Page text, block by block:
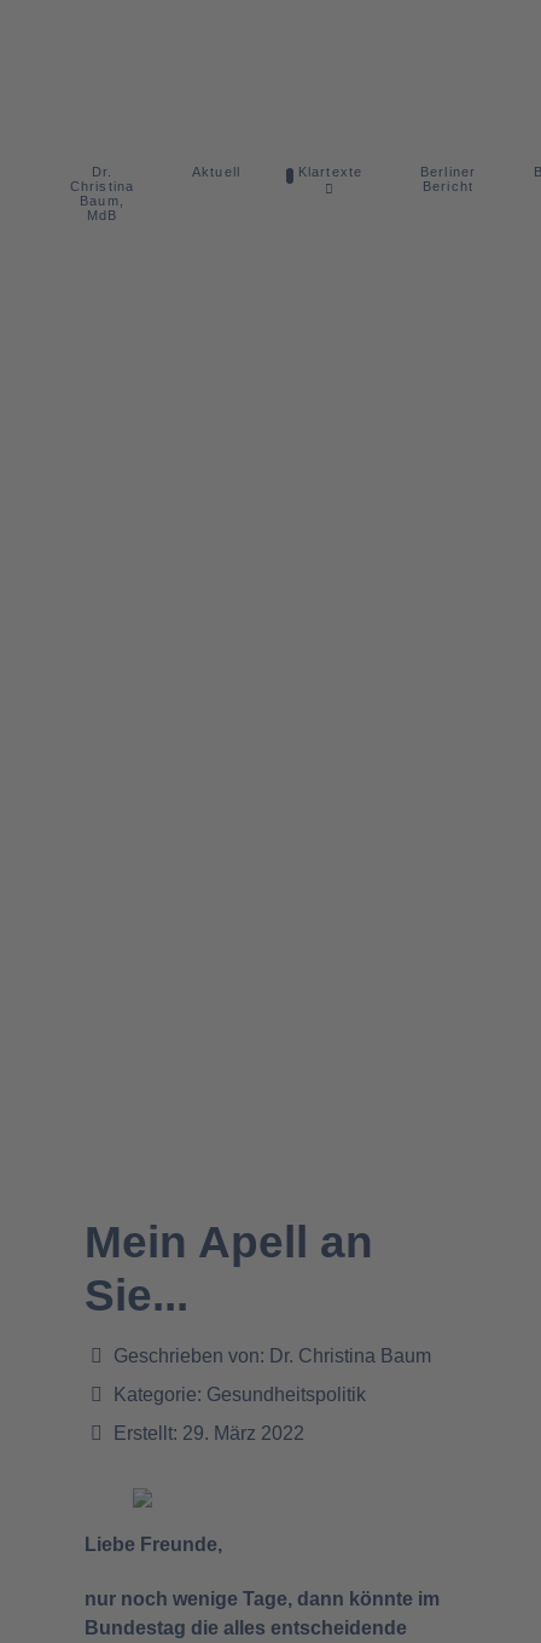
Dr.
Christina
Baum,
MdB
Aktuell Klartexte
Berliner
Bericht
Mein Apell an
Sie...
Geschrieben von: Dr. Christina Baum
Kategorie: Gesundheitspolitik
Erstellt: 29. März 2022
Liebe Freunde,
nur noch wenige Tage, dann könnte im
Bundestag die alles entscheidende